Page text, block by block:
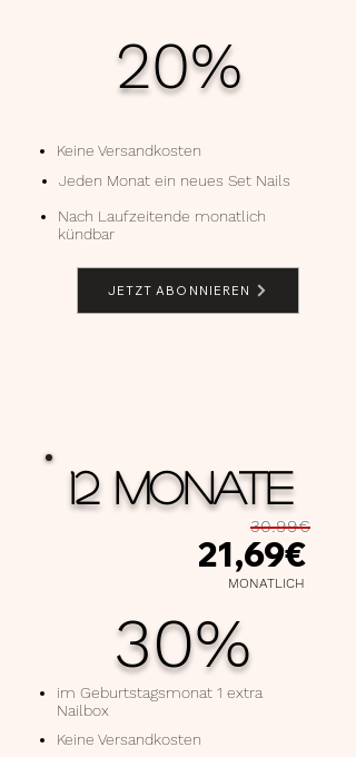
20%
Keine Versandkosten
Jeden Monat ein neues Set Nails
Nach Laufzeitende monatlich
kündbar
JETZT ABONNIEREN
12 MONATE
30,99€
21,69€
MONATLICH
30%
im Geburtstagsmonat 1 extra
Nailbox
Keine Versandkosten